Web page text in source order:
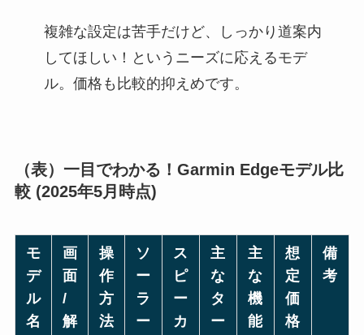
複雑な設定は苦手だけど、しっかり道案内
してほしい！というニーズに応えるモデ
ル。価格も比較的抑えめです。
（表）一目でわかる！Garmin Edgeモデル比
較 (2025年5月時点)
モ
デ
ル
名
画
面
/
解
操
作
方
法
ソ
ー
ラ
ー
ス
ピ
ー
カ
主
な
タ
ー
主
な
機
能
想
定
価
格
備
考